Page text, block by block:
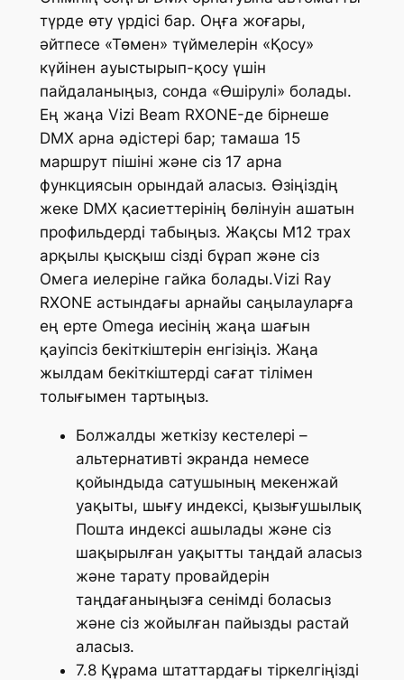
түрде өту үрдісі бар. Оңға жоғары,
әйтпесе «Төмен» түймелерін «Қосу»
күйінен ауыстырып-қосу үшін
пайдаланыңыз, сонда «Өшірулі» болады.
Ең жаңа Vizi Beam RXONE-де бірнеше
DMX арна әдістері бар; тамаша 15
маршрут пішіні және сіз 17 арна
функциясын орындай аласыз. Өзіңіздің
жеке DMX қасиеттерінің бөлінуін ашатын
профильдерді табыңыз. Жақсы M12 трах
арқылы қысқыш сізді бұрап және сіз
Омега иелеріне гайка болады.Vizi Ray
RXONE астындағы арнайы саңылауларға
ең ерте Omega иесінің жаңа шағын
қауіпсіз бекіткіштерін енгізіңіз. Жаңа
жылдам бекіткіштерді сағат тілімен
толығымен тартыңыз.
Болжалды жеткізу кестелері –
альтернативті экранда немесе
қойындыда сатушының мекенжай
уақыты, шығу индексі, қызығушылық
Пошта индексі ашылады және сіз
шақырылған уақытты таңдай аласыз
және тарату провайдерін
таңдағаныңызға сенімді боласыз
және сіз жойылған пайызды растай
аласыз.
7.8 Құрама штаттардағы тіркелгіңізді